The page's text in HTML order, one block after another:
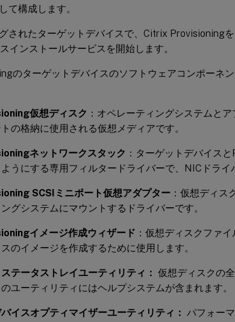
て構成します。
されたターゲットデバイスで、Citrix Provisioning
インストールサービスを開始します。
のターゲットデバイスのソフトウェアコンポーネ
仮想ディスク ：オペレーティングシステムと
の格納に使用される仮想メディアです。
ネットワークスタック ：ターゲットデバイス
うにする専用フィルタードライバーで、NICドライ
SCSIミニポート仮想アダプター ：仮想ディス
グシステムにマウントするドライバーです。
イメージ作成ウィザード ：仮想ディスクファ
のイメージを作成するために使用します。
テータストレイユーティリティ： 仮想ディスクの
ユーティリティにはヘルプシステムが含まれます。
イスオプティマイザーユーティリティ： パフォー